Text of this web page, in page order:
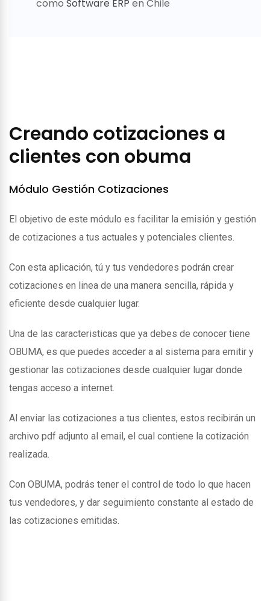
como Software ERP en Chile
Creando cotizaciones a
clientes con obuma
Módulo Gestión Cotizaciones
El objetivo de este módulo es facilitar la emisión y gestión
de cotizaciones a tus actuales y potenciales clientes.
Con esta aplicación, tú y tus vendedores podrán crear
cotizaciones en linea de una manera sencilla, rápida y
eficiente desde cualquier lugar.
Una de las caracteristicas que ya debes de conocer tiene
OBUMA, es que puedes acceder a al sistema para emitir y
gestionar las cotizaciones desde cualquier lugar donde
tengas acceso a internet.
Al enviar las cotizaciones a tus clientes, estos recibirán un
archivo pdf adjunto al email, el cual contiene la cotización
realizada.
Con OBUMA, podrás tener el control de todo lo que hacen
tus vendedores, y dar seguimiento constante al estado de
las cotizaciones emitidas.